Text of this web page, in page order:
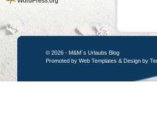
© 2026 - M&M´s Urlaubs Blog
Promoted by Web Templates & Design by